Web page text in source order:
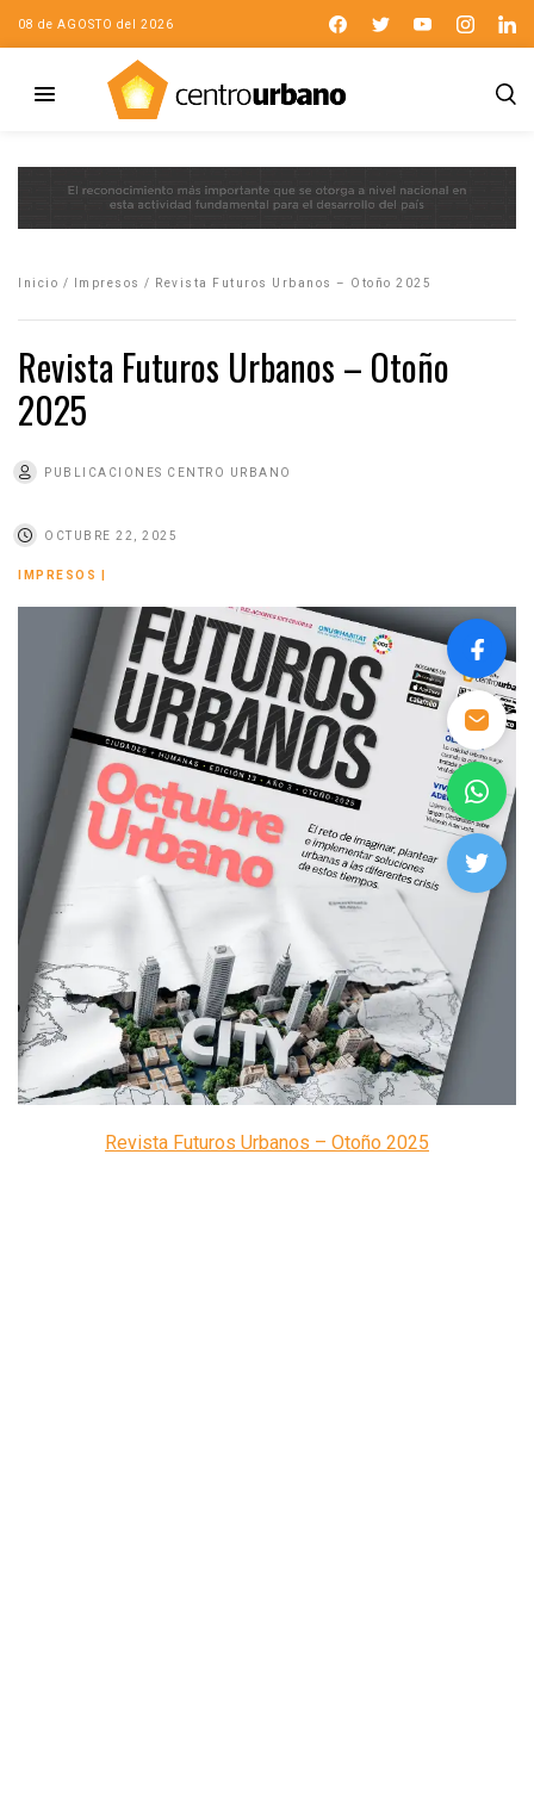
08 de AGOSTO del 2026
Inicio / Impresos / Revista Futuros Urbanos – Otoño 2025
Revista Futuros Urbanos – Otoño
2025
PUBLICACIONES CENTRO URBANO
OCTUBRE 22, 2025
IMPRESOS
Revista Futuros Urbanos – Otoño 2025